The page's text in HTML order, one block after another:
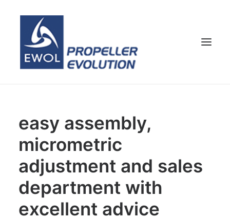
COMPANY
PROPELLERS
CUSTOMER SERVICE
NEWS & MEDIA
CONTACTS
SHOP
easy assembly,
micrometric
adjustment and sales
department with
excellent advice